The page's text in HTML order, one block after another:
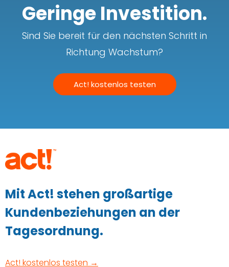
Geringe Investition.
Sind Sie bereit für den nächsten Schritt in
Richtung Wachstum?
Act! kostenlos testen
Mit Act! stehen großartige
Kundenbeziehungen an der
Tagesordnung.
Act! kostenlos testen →